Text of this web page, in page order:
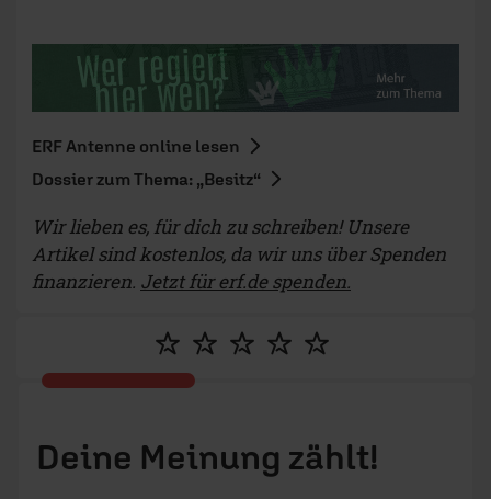
ERF Antenne online lesen
Dossier zum Thema: „Besitz“
Wir lieben es, für dich zu schreiben! Unsere
Artikel sind kostenlos, da wir uns über Spenden
finanzieren. Jetzt für erf.de spenden.
Deine Meinung zählt!